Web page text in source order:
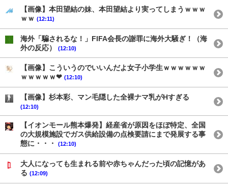
【画像】本田望結の妹、本田望結より実ってしまうｗｗｗ
ｗｗ (12:11)
海外「騙されるな！」FIFA会長の謝罪に海外大騒ぎ！（海
外の反応）
(12:10)
【画像】こういうのでいいんだよ女子小学生ｗｗｗｗｗｗ
ｗｗｗｗｗ❤ (12:10)
【画像】杉本彩、マン毛隠した全裸ナマ乳がHすぎる
(12:10)
【イオンモール熊本爆発】経産省が原因をほぼ特定、全国
の大規模施設でガス供給設備の点検要請にまで発展する事
態に・・・
(12:10)
大人になっても生まれる前や赤ちゃんだった頃の記憶があ
る (12:09)